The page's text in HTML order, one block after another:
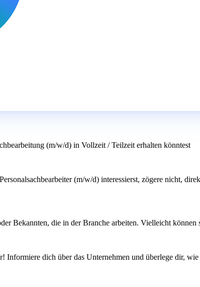
(m/w/d) in Vollzeit / Teilzeit erhalten könntest
(m/w/d) interessierst, zögere nicht,
Bekannten, die in der Branche arbeiten. Vielleicht
Informiere dich über das Unternehmen und überlege dir,